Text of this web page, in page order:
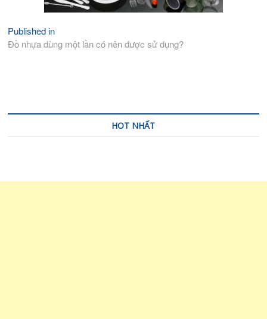
Điều
hướng
Published in
Đồ nhựa dùng một lần có nên được sử dụng?
HOT NHẤT